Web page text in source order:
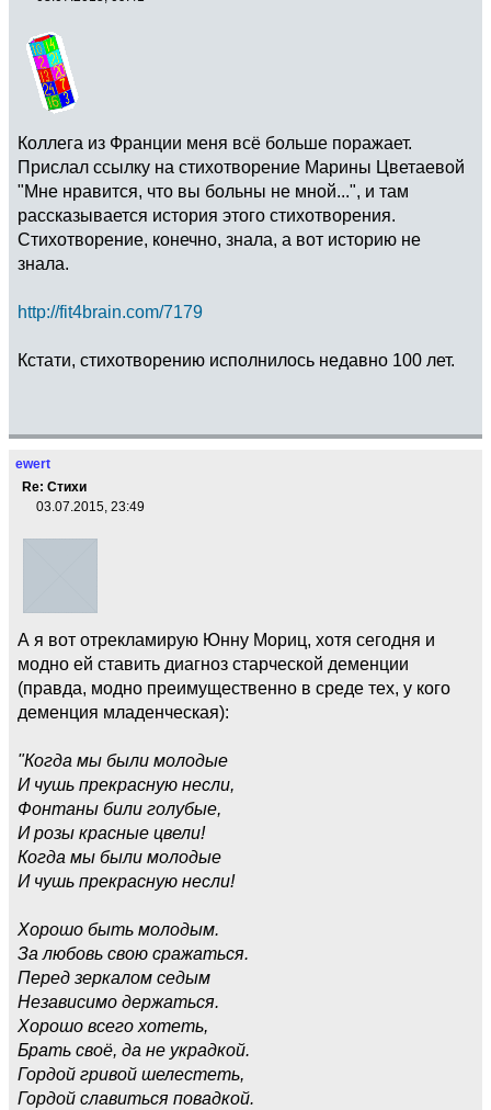
Коллега из Франции меня всё больше поражает.
Прислал ссылку на стихотворение Марины Цветаевой
"Мне нравится, что вы больны не мной...", и там
рассказывается история этого стихотворения.
Стихотворение, конечно, знала, а вот историю не
знала.
http://fit4brain.com/7179
Кстати, стихотворению исполнилось недавно 100 лет.
ewert
Re: Стихи
03.07.2015, 23:49
А я вот отрекламирую Юнну Мориц, хотя сегодня и
модно ей ставить диагноз старческой деменции
(правда, модно преимущественно в среде тех, у кого
деменция младенческая):
"Когда мы были молодые
И чушь прекрасную несли,
Фонтаны били голубые,
И розы красные цвели!
Когда мы были молодые
И чушь прекрасную несли!
Хорошо быть молодым.
За любовь свою сражаться.
Перед зеркалом седым
Независимо держаться.
Хорошо всего хотеть,
Брать своё, да не украдкой.
Гордой гривой шелестеть,
Гордой славиться повадкой.